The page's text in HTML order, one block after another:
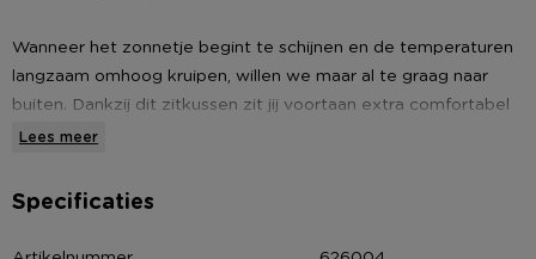
Wanneer het zonnetje begint te schijnen en de temperaturen
langzaam omhoog kruipen, willen we maar al te graag naar
buiten. Dankzij dit zitkussen zit jij voortaan extra comfortabel
op je tuinstoel. Het kussen heeft een ruiten patroon in de
en een breedte van 40 cm. Het zitkussen is verkrijgbaar in
verschillende kleuren.
Lees meer
Specificaties